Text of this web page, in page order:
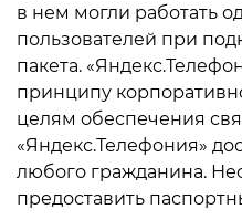
в нем могли работать
пользователей при
пакета.
принципу
целям обеспечения
«Яндекс.Телефония»
любого гражданина.
предоставить